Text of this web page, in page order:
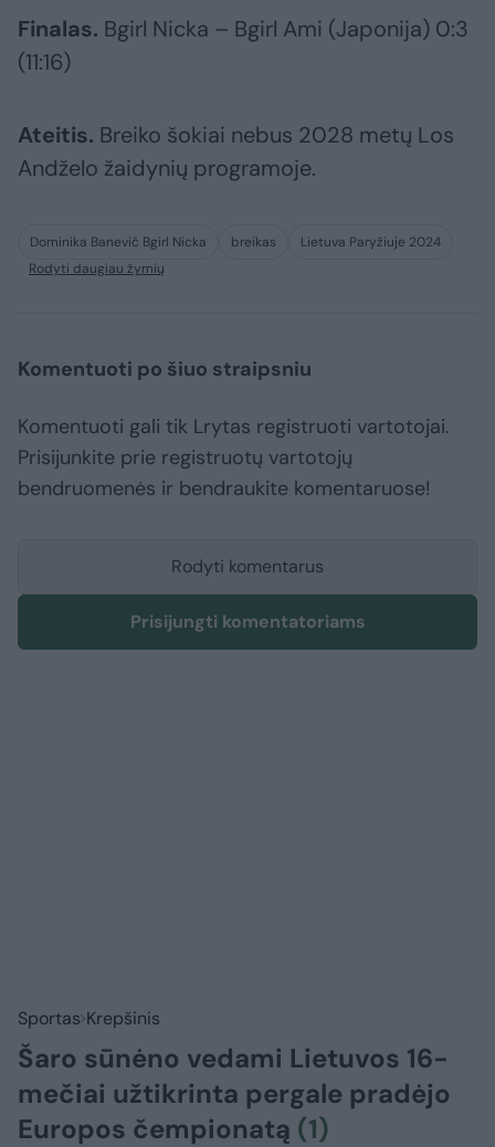
Finalas. Bgirl Nicka – Bgirl Ami (Japonija) 0:3
(11:16)
Ateitis. Breiko šokiai nebus 2028 metų Los
Andželo žaidynių programoje.
Dominika Banevič Bgirl Nicka breikas
Lietuva Paryžiuje 2024
Rodyti daugiau žymių
Komentuoti po šiuo straipsniu
Komentuoti gali tik Lrytas registruoti vartotojai.
Prisijunkite prie registruotų vartotojų
bendruomenės ir bendraukite komentaruose!
Rodyti komentarus
Prisijungti komentatoriams
Sportas Krepšinis
Šaro sūnėno vedami Lietuvos 16-
mečiai užtikrinta pergale pradėjo
Europos čempionatą (1)